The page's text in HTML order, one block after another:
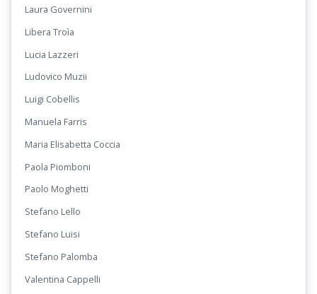
Laura Governini
Libera Troìa
Lucia Lazzeri
Ludovico Muzii
Luigi Cobellis
Manuela Farris
Maria Elisabetta Coccia
Paola Piomboni
Paolo Moghetti
Stefano Lello
Stefano Luisi
Stefano Palomba
Valentina Cappelli